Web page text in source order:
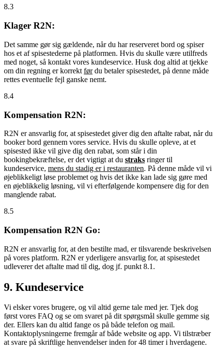
8.3
Klager R2N:
Det samme gør sig gældende, når du har reserveret bord og spiser
hos et af spisestederne på platformen. Hvis du skulle være utilfreds
med noget, så kontakt vores kundeservice. Husk dog altid at tjekke
om din regning er korrekt førdu betaler spisestedet, på denne måde
rettes eventuelle fejl ganske nemt.
8.4
Kompensation R2N:
R2N er ansvarlig for, at spisestedet giver dig den aftalte rabat, når du
booker bord gennem vores service. Hvis du skulle opleve, at et
spisested ikke vil give dig den rabat, som står i din
bookingbekræftelse, er det vigtigt at du straks ringer til
kundeservice, mens du stadig er i restauranten. På denne måde vil vi
øjeblikkeligt løse problemet og hvis det ikke kan lade sig gøre med
en øjeblikkelig løsning, vil vi efterfølgende kompensere dig for den
manglende rabat.
8.5
Kompensation R2N Go:
R2N er ansvarlig for, at den bestilte mad, er tilsvarende beskrivelsen
på vores platform. R2N er yderligere ansvarlig for, at spisestedet
udleverer det aftalte mad til dig, dog jf. punkt 8.1.
9. Kundeservice
Vi elsker vores brugere, og vil altid gerne tale med jer. Tjek dog
først vores FAQ og se om svaret på dit spørgsmål skulle gemme sig
der. Ellers kan du altid fange os på både telefon og mail.
Kontaktoplysningerne fremgår af både website og app. Vi tilstræber
at svare på skriftlige henvendelser inden for 48 timer i hverdagene.